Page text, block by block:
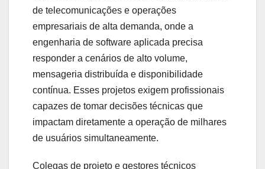
de telecomunicações e operações
empresariais de alta demanda, onde a
engenharia de software aplicada precisa
responder a cenários de alto volume,
mensageria distribuída e disponibilidade
contínua. Esses projetos exigem profissionais
capazes de tomar decisões técnicas que
impactam diretamente a operação de milhares
de usuários simultaneamente.
Colegas de projeto e gestores técnicos